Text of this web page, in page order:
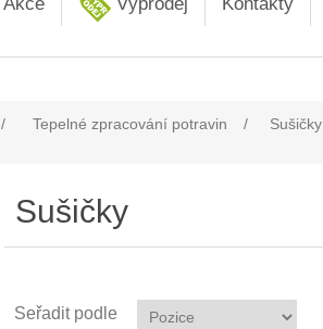
/ Tepelné zpracování potravin / Sušičky
Sušičky
Seřadit podle